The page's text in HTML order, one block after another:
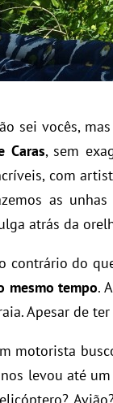
sei vocês,
Caras, sem
com
as
atrás da
contrário do
mesmo tempo.
Apesar de
motorista
levou até